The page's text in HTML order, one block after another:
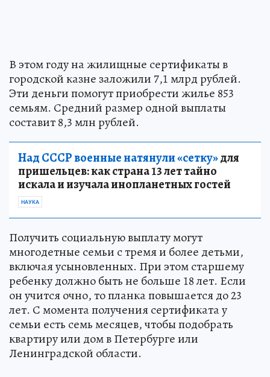
В этом году на жилищные сертификаты в
городской казне заложили 7,1 млрд рублей.
Эти деньги помогут приобрести жилье 853
семьям. Средний размер одной выплаты
составит 8,3 млн рублей.
Над СССР военные натянули «сетку»для
пришельцев: как страна 13 лет тайно
искала и изучала инопланетных гостей
НАУКА
Получить социальную выплату могут
многодетные семьи с тремя и более детьми,
включая усыновленных. При этом старшему
ребенку должно быть не больше 18 лет. Если
он учится очно, то планка повышается до 23
лет. С момента получения сертификата у
семьи есть семь месяцев, чтобы подобрать
квартиру или дом в Петербурге или
Ленинградской области.